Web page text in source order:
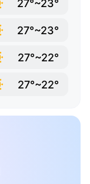
27°~23°
27°~23°
27°~22°
27°~22°